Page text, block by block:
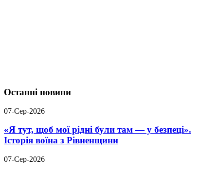
Останні новини
07-Сер-2026
«Я тут, щоб мої рідні були там — у безпеці».
Історія воїна з Рівненщини
07-Сер-2026